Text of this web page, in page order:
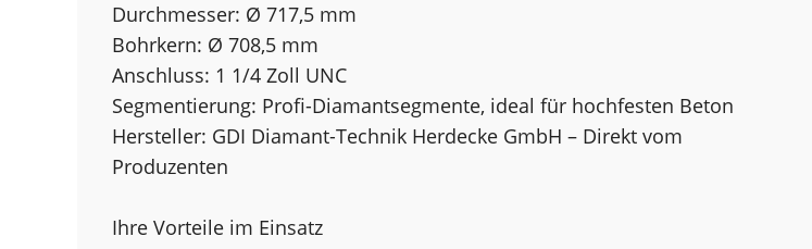
Durchmesser: Ø 717,5 mm
Bohrkern: Ø 708,5 mm
Anschluss: 1 1/4 Zoll UNC
Segmentierung: Profi-Diamantsegmente, ideal für hochfesten Beton
Hersteller: GDI Diamant-Technik Herdecke GmbH – Direkt vom
Produzenten
Ihre Vorteile im Einsatz